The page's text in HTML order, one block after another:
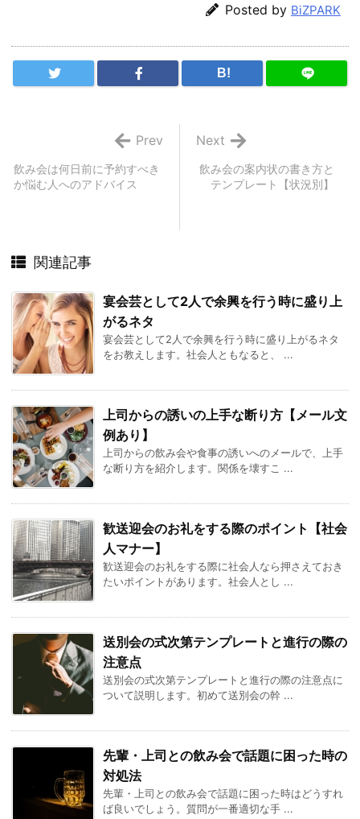
Posted by BiZPARK
B!
飲み会の案内状の書き方と
テンプレート【状況別】
Next
飲み会は何日前に予約すべき
か悩む人へのアドバイス
Prev
関連記事
宴会芸として2人で余興を行う時に盛り上
がるネタ
宴会芸として2人で余興を行う時に盛り上がるネタ
をお教えします。社会人ともなると、 ...
上司からの誘いの上手な断り方【メール文
例あり】
上司からの飲み会や食事の誘いへのメールで、上手
な断り方を紹介します。関係を壊すこ ...
歓送迎会のお礼をする際のポイント【社会
人マナー】
歓送迎会のお礼をする際に社会人なら押さえておき
たいポイントがあります。社会人とし ...
送別会の式次第テンプレートと進行の際の
注意点
送別会の式次第テンプレートと進行の際の注意点に
ついて説明します。初めて送別会の幹 ...
先輩・上司との飲み会で話題に困った時の
対処法
先輩・上司との飲み会で話題に困った時はどうすれ
ば良いでしょう。質問が一番適切な手 ...